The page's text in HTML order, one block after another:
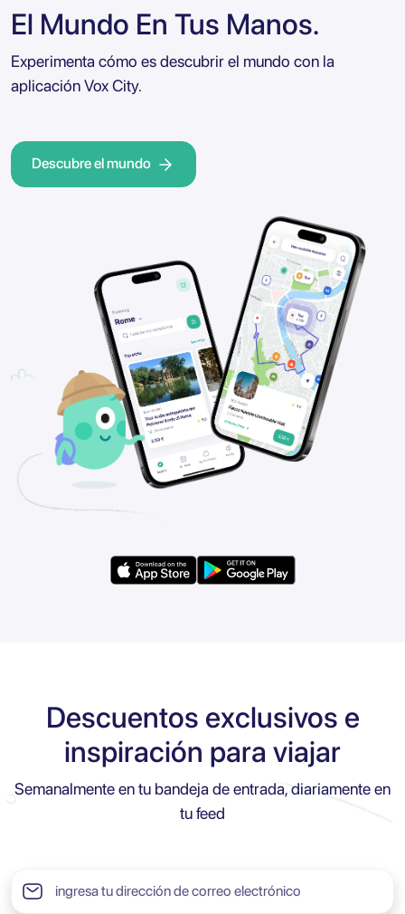
El Mundo En Tus Manos.
Experimenta cómo es descubrir el mundo con la
aplicación Vox City.
Descubre el mundo
Descuentos exclusivos e
inspiración para viajar
Semanalmente en tu bandeja de entrada, diariamente en
tu feed